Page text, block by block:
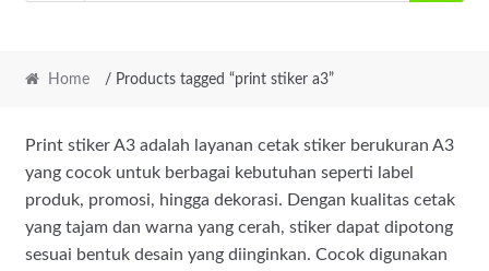
Home / Products tagged “print stiker a3”
Print stiker A3 adalah layanan cetak stiker berukuran A3
yang cocok untuk berbagai kebutuhan seperti label
produk, promosi, hingga dekorasi. Dengan kualitas cetak
yang tajam dan warna yang cerah, stiker dapat dipotong
sesuai bentuk desain yang diinginkan. Cocok digunakan